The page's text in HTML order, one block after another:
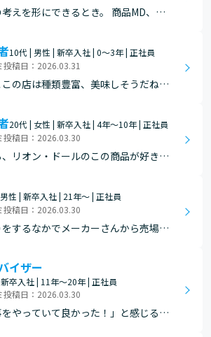
えを形にできるとき。 商品MD、戦
10代 | 男性 | 新卒入社 | 0～3年 | 正社員
投稿日：2026.03.31
の店は種類豊富、美味しそうだねと
20代 | 女性 | 新卒入社 | 4年～10年 | 正社員
投稿日：2026.03.30
リオン・ドールのこの商品が好きで
売場での「おいしそう」「これ食べ
声が励みになります。
性 | 新卒入社 | 21年～ | 正社員
投稿日：2026.03.30
するなかでメーカーさんから売場コ
分かち合えた時。その繰り返しで自
るメンバーも関係性が良くなった。
っていることが肌で感じることがで
イザー
卒入社 | 11年～20年 | 正社員
投稿日：2026.03.30
をやっていて良かった！」と感じるの